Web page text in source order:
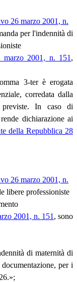
26 marzo 2001, n.
per l'indennità di
marzo 2001, n. 151 ,
3-ter è erogata
corredata dalla
In caso di
dichiarazione ai
della Repubblica 28
26 marzo 2001, n.
libere professioniste
2001, n. 151 , sono
di maternità di
per i